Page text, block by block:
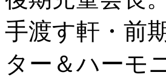
手渡す軒・前
ター＆ハーモ